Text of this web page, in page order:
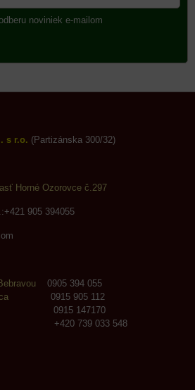
noviniek e-mailom
s r.o. (Partizánska 300/32)
Horné Ozorovce č.297
905 394055
0905 394 055
0915 905 112
147170
739 033 548